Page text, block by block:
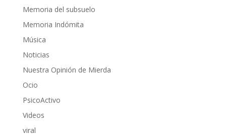
Memoria del subsuelo
Memoria Indómita
Música
Noticias
Nuestra Opinión de Mierda
Ocio
PsicoActivo
Videos
viral